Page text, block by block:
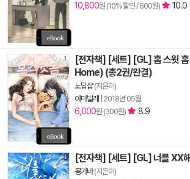
10,800원 (10% 할인 / 600원) 10.0
[전자책] [세트] [GL] 홈 스윗
Home) (총2권/완결)
노답샵(지은이)
아마빌레
2018년 05월
6,000원 (300원) 8.9
[전자책] [세트] [GL] 너를 XX
몽가바(지은이)